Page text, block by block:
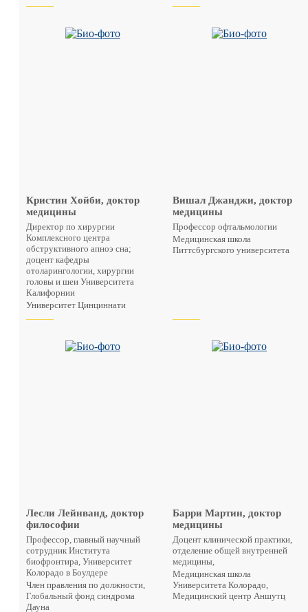
Кристин Хойби, доктор
медицины
Директор по хирургии
Комплексного центра
обструктивного апноэ сна;
доцент кафедры
отоларингологии, хирургии
головы и шеи Университета
Калифорнии
Университет Цинциннати
Вишал Джанджи, доктор
медицины
Профессор офтальмологии
Медицинская школа
Питтсбургского университета
Лесли Лейнванд, доктор
философии
Профессор, главный научный
сотрудник Института
биофронтира, Университет
Колорадо в Боулдере
Член правления по должности,
Глобальный фонд синдрома
Дауна
Барри Мартин, доктор
медицины
Доцент клинической практики,
отделение общей внутренней
медицины,
Медицинская школа
Университета Колорадо,
Медицинский центр Аншутц